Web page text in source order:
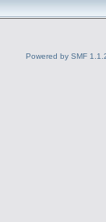
Powered by SMF